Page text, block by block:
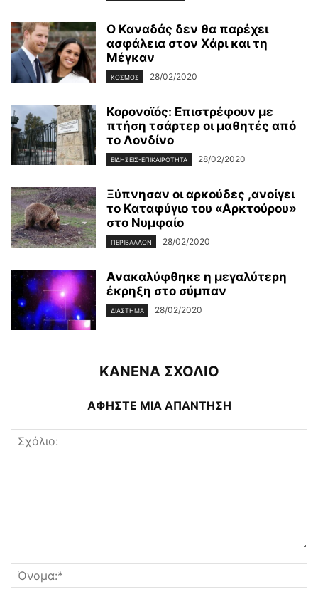
Ο Καναδάς δεν θα παρέχει
ασφάλεια στον Χάρι και τη
Μέγκαν
ΚΌΣΜΟΣ 28/02/2020
Κορονοϊός: Επιστρέφουν με
πτήση τσάρτερ οι μαθητές από
το Λονδίνο
ΕΙΔΉΣΕΙΣ-ΕΠΙΚΑΙΡΌΤΗΤΑ 28/02/2020
Ξύπνησαν οι αρκούδες ,ανοίγει
το Καταφύγιο του «Αρκτούρου»
στο Νυμφαίο
ΠΕΡΙΒΆΛΛΟΝ 28/02/2020
Ανακαλύφθηκε η μεγαλύτερη
έκρηξη στο σύμπαν
ΔΙΆΣΤΗΜΑ 28/02/2020
ΚΑΝΕΝΑ ΣΧΟΛΙΟ
ΑΦΗΣΤΕ ΜΙΑ ΑΠΑΝΤΗΣΗ